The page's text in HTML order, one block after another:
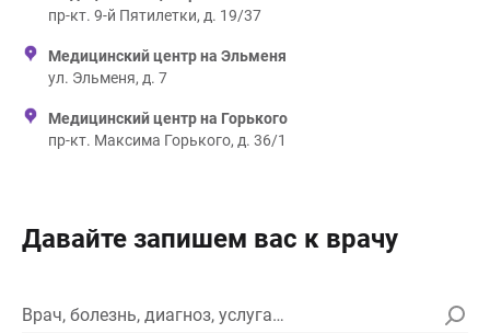
пр-кт. 9-й Пятилетки, д. 19/37
Медицинский центр на Эльменя
ул. Эльменя, д. 7
Медицинский центр на Горького
пр-кт. Максима Горького, д. 36/1
Давайте запишем вас к врачу
Врач, болезнь, диагноз, услуга…